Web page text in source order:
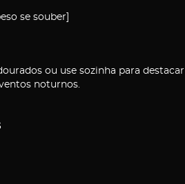
se souber]
ou use sozinha para
noturnos.